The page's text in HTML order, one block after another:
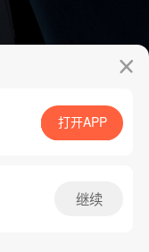
App免费看
打开APP
继续